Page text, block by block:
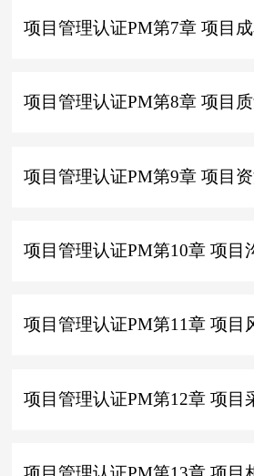
项目管理认证PM第7章 项目
项目管理认证PM第8章 项目
项目管理认证PM第9章 项目
项目管理认证PM第10章 项目
项目管理认证PM第11章 项目
项目管理认证PM第12章 项目